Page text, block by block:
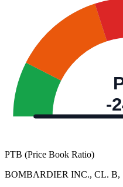
-
PTB (Price Book Ratio)
BOMBARDIER INC., CL. B,